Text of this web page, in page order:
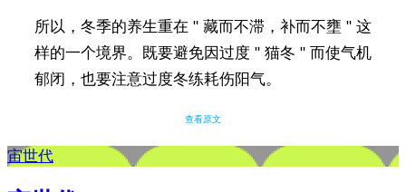
所以，冬季的养生重在 " 藏而不滞，补而不壅 " 这
样的一个境界。既要避免因过度 " 猫冬 " 而使气机
郁闭，也要注意过度冬练耗伤阳气。
查看原文
宙世代